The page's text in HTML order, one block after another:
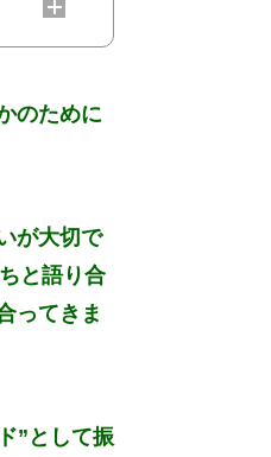
のために
が大切で
と語り合
ってきま
”として振